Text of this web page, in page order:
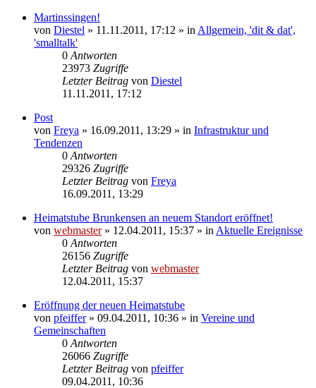
Martinssingen!
von Diestel » 11.11.2011, 17:12 » in Allgemein, 'dit & dat',
'smalltalk'
0 Antworten
23973 Zugriffe
Letzter Beitrag von Diestel
11.11.2011, 17:12
Post
von Freya » 16.09.2011, 13:29 » in Infrastruktur und
Tendenzen
0 Antworten
29326 Zugriffe
Letzter Beitrag von Freya
16.09.2011, 13:29
Heimatstube Brunkensen an neuem Standort eröffnet!
von webmaster» 12.04.2011, 15:37 » in Aktuelle Ereignisse
0 Antworten
26156 Zugriffe
Letzter Beitrag von webmaster
12.04.2011, 15:37
Eröffnung der neuen Heimatstube
von pfeiffer» 09.04.2011, 10:36 » in Vereine und
Gemeinschaften
0 Antworten
26066 Zugriffe
Letzter Beitrag von pfeiffer
09.04.2011, 10:36